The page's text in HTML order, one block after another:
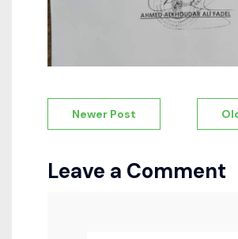
Navigation
de
l’article
Newer Post
Leave a Comment